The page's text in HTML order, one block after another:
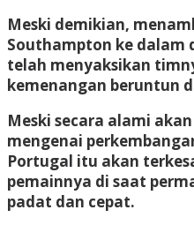
Meski demikian,
Southampton ke dalam
telah menyaksikan
kemenangan beruntun
Meski secara alami
mengenai
Portugal itu akan
pemainnya di saat
padat dan cepat.